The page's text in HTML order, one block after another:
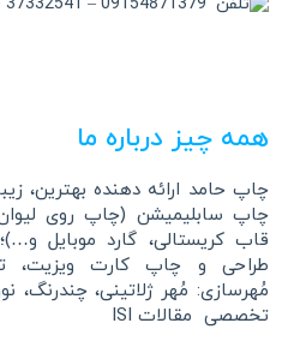
همه چیز درباره ما
چاپ حامد ارائه دهنده بهترین،
چاپ سابلیمیشن (چاپ روی
قاب کریستالی، گارد موبایل
طراحی و چاپ کارت ویزیت،
مُهرسازی: مُهر ژلاتینی، چندرنگ،
تخصصی مقالات ISI